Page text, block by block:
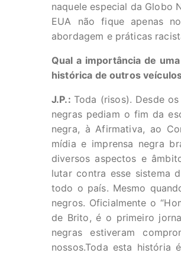
naquele especial da Globo
EUA não fique apenas
abordagem e práticas
Qual a importância de
histórica de outros
J.P.: Toda (risos). Desde
negras pediam o fim da
negra, à Afirmativa, ao
mídia e imprensa negra
diversos aspectos e
lutar contra esse sistema
todo o país. Mesmo
negros. Oficialmente o
de Brito, é o primeiro
negras estiveram
nossos.Toda esta